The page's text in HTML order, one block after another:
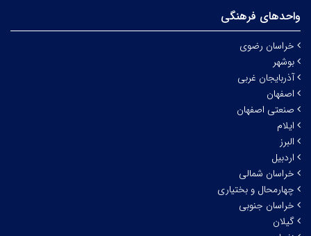
واحدهای فرهنگی
خراسان رضوی
بوشهر
آذربایجان غربی
اصفهان
صنعتی اصفهان
ایلام
البرز
اردبیل
خراسان شمالی
چهارمحال و بختیاری
خراسان جنوبی
گیلان